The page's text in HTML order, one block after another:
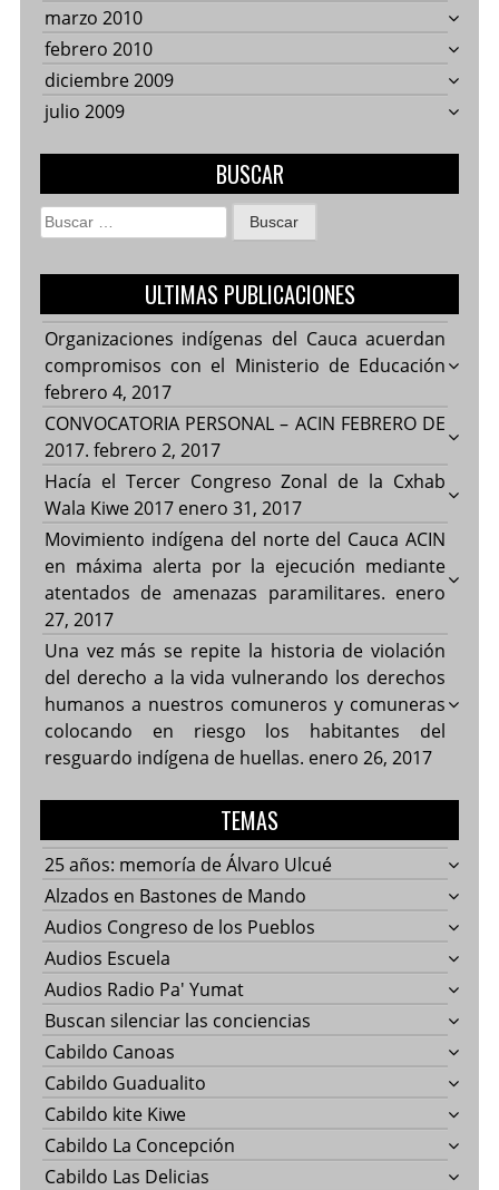
marzo 2010
febrero 2010
diciembre 2009
julio 2009
BUSCAR
Buscar:
ULTIMAS PUBLICACIONES
Organizaciones indígenas del Cauca acuerdan
compromisos con el Ministerio de Educación
febrero 4, 2017
CONVOCATORIA PERSONAL – ACIN FEBRERO DE
2017. febrero 2, 2017
Hacía el Tercer Congreso Zonal de la Cxhab
Wala Kiwe 2017 enero 31, 2017
Movimiento indígena del norte del Cauca ACIN
en máxima alerta por la ejecución mediante
atentados de amenazas paramilitares. enero
27, 2017
Una vez más se repite la historia de violación
del derecho a la vida vulnerando los derechos
humanos a nuestros comuneros y comuneras
colocando en riesgo los habitantes del
resguardo indígena de huellas. enero 26, 2017
TEMAS
25 años: memoría de Álvaro Ulcué
Alzados en Bastones de Mando
Audios Congreso de los Pueblos
Audios Escuela
Audios Radio Pa' Yumat
Buscan silenciar las conciencias
Cabildo Canoas
Cabildo Guadualito
Cabildo kite Kiwe
Cabildo La Concepción
Cabildo Las Delicias